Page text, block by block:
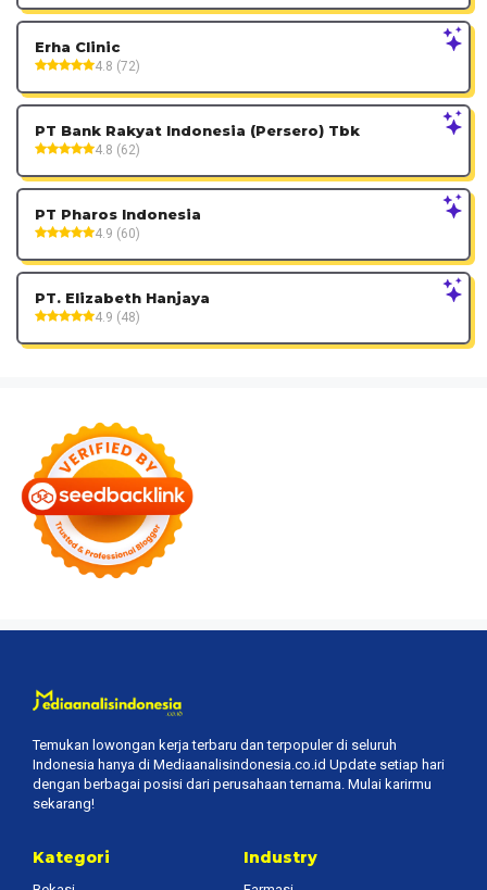
Erha Clinic
4.8 (72)
PT Bank Rakyat Indonesia (Persero) Tbk
4.8 (62)
PT Pharos Indonesia
4.9 (60)
PT. Elizabeth Hanjaya
4.9 (48)
Temukan lowongan kerja terbaru dan terpopuler di seluruh
Indonesia hanya di Mediaanalisindonesia.co.id Update setiap hari
dengan berbagai posisi dari perusahaan ternama. Mulai karirmu
sekarang!
Kategori Industry